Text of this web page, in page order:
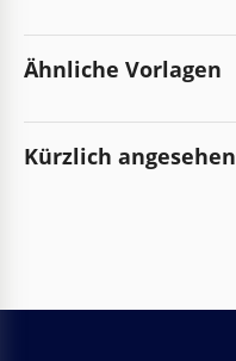
Ähnliche Vorlagen
Kürzlich angesehen